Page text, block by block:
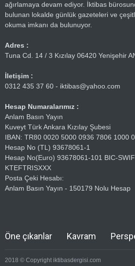
ağırlamaya devam ediyor. İktibas
bulunan lokalde günlük gazeteleri ve
okuma imkanı da bulunuyor.
Adres :
Tuna Cd. 14 / 3 Kızılay 06420 Yenişehir
İletişim :
0312 435 37 60 - iktibas@yahoo.com
Hesap Numaralarımız :
Anlam Basın Yayın
Kuveyt Türk Ankara Kızılay Şubesi
IBAN: TR80 0020 5000 0936 7806 1000
Hesap No (TL) 93678061-1
Hesap No(Euro) 93678061-101 BIC-
KTEFTRISXXX
Posta Çeki Hesabı:
Anlam Basın Yayın - 150179 Nolu Hesap
Öne çıkanlar Kavram
2018 © Copyright iktibasdergisi.com